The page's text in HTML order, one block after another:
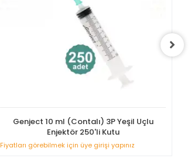
Genject 10 ml (Contalı) 3P Yeşil Uçlu
Enjektör 250'li Kutu
Fiyatları görebilmek için üye girişi yapınız